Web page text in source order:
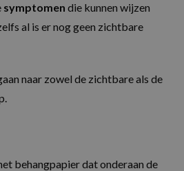
symptomen die kunnen wijzen
al is er nog geen zichtbare
naar zowel de zichtbare als de
behangpapier dat onderaan de